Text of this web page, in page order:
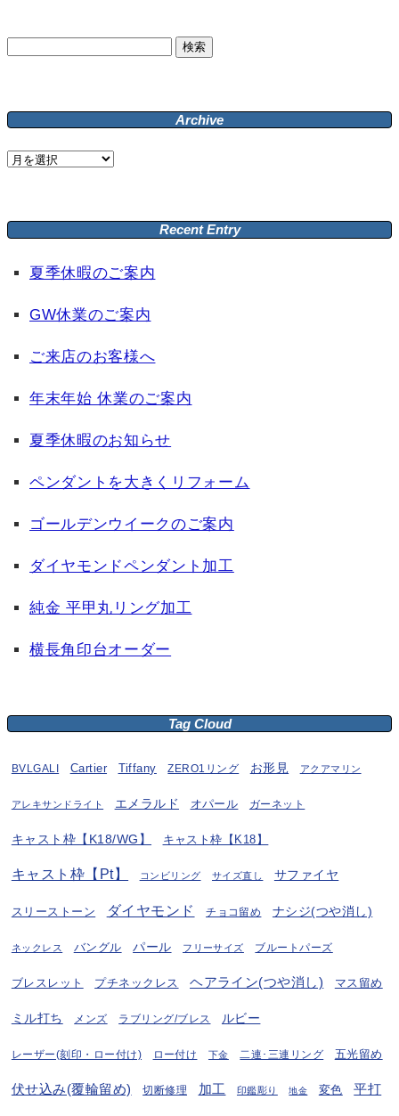
Archive
Archive
Recent Entry
夏季休暇のご案内
GW休業のご案内
ご来店のお客様へ
年末年始 休業のご案内
夏季休暇のお知らせ
ペンダントを大きくリフォーム
ゴールデンウイークのご案内
ダイヤモンドペンダント加工
純金 平甲丸リング加工
横長角印台オーダー
Tag Cloud
BVLGALI Cartier Tiffany ZERO1リング お形見 アクアマリン
アレキサンドライト エメラルド オパール ガーネット
キャスト枠【K18/WG】 キャスト枠【K18】
キャスト枠【Pt】 コンビリング サイズ直し サファイヤ
スリーストーン ダイヤモンド チョコ留め ナシジ(つや消し)
ネックレス バングル パール フリーサイズ ブルートパーズ
ブレスレット プチネックレス ヘアライン(つや消し) マス留め
ミル打ち メンズ ラブリング/ブレス ルビー
レーザー(刻印・ロー付け) ロー付け 下金 二連･三連リング 五光留め
伏せ込み(覆輪留め) 切断修理 加工 印鑑彫り 地金 変色 平打